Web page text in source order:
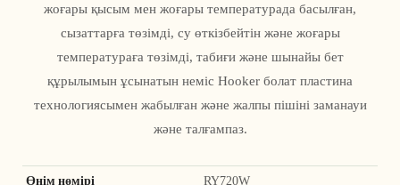
жоғары қысым мен жоғары температурада басылған,
сызаттарға төзімді, су өткізбейтін және жоғары
температураға төзімді, табиғи және шынайы бет
құрылымын ұсынатын неміс Hooker болат пластина
технологиясымен жабылған және жалпы пішіні заманауи
және талғампаз.
Өнім нөмірі RY720W